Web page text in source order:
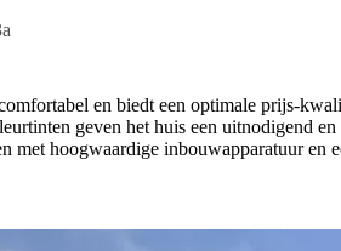
en biedt een optimale prijs-
geven het huis een uitnodigend
met hoogwaardige inbouwapparatuur